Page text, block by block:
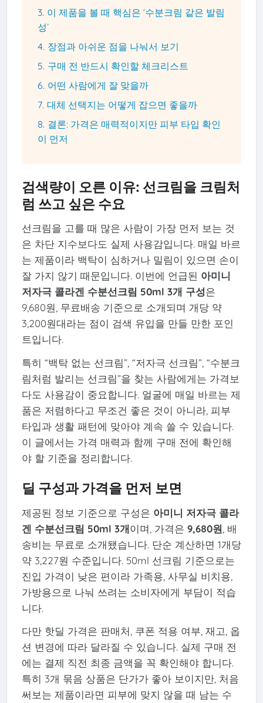
이 제품을 볼 때 핵심은 ‘수분크림 같은 발림
성’
장점과 아쉬운 점을 나눠서 보기
구매 전 반드시 확인할 체크리스트
어떤 사람에게 잘 맞을까
대체 선택지는 어떻게 잡으면 좋을까
결론: 가격은 매력적이지만 피부 타입 확인
이 먼저
검색량이 오른 이유: 선크림을 크림처
럼 쓰고 싶은 수요
선크림을 고를 때 많은 사람이 가장 먼저 보는 것
은 차단 지수보다도 실제 사용감입니다. 매일 바르
는 제품이라 백탁이 심하거나 밀림이 있으면 손이
잘 가지 않기 때문입니다. 이번에 언급된 아미니
저자극 콜라겐 수분선크림 50ml 3개 구성은
9,680원, 무료배송 기준으로 소개되며 개당 약
3,200원대라는 점이 검색 유입을 만들 만한 포인
트입니다.
특히 “백탁 없는 선크림”, “저자극 선크림”, “수분크
림처럼 발리는 선크림”을 찾는 사람에게는 가격보
다도 사용감이 중요합니다. 얼굴에 매일 바르는 제
품은 저렴하다고 무조건 좋은 것이 아니라, 피부
타입과 생활 패턴에 맞아야 계속 쓸 수 있습니다.
이 글에서는 가격 매력과 함께 구매 전에 확인해
야 할 기준을 정리합니다.
딜 구성과 가격을 먼저 보면
제공된 정보 기준으로 구성은 아미니 저자극 콜라
겐 수분선크림 50ml 3개이며, 가격은 9,680원 , 배
송비는 무료로 소개됐습니다. 단순 계산하면 1개당
약 3,227원 수준입니다. 50ml 선크림 기준으로는
진입 가격이 낮은 편이라 가족용, 사무실 비치용,
가방용으로 나눠 쓰려는 소비자에게 부담이 적습
니다.
다만 핫딜 가격은 판매처, 쿠폰 적용 여부, 재고, 옵
션 변경에 따라 달라질 수 있습니다. 실제 구매 전
에는 결제 직전 최종 금액을 꼭 확인해야 합니다.
특히 3개 묶음 상품은 단가가 좋아 보이지만, 처음
써보는 제품이라면 피부에 맞지 않을 때 남는 수